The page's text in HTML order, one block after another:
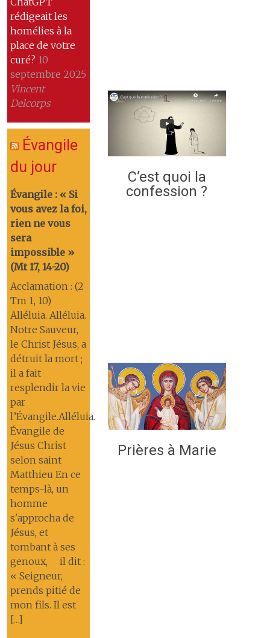
rédigeait les
homélies à la
place de votre
curé? 10
septembre 2025
Vincent
Delcorps
Évangile
du jour
Évangile : « Si
vous avez la foi,
rien ne vous
sera
impossible »
(Mt 17, 14-20)
Acclamation : (2
Tm 1, 10)
Alléluia. Alléluia.
Notre Sauveur,
le Christ Jésus, a
détruit la mort ;
il a fait
resplendir la vie
par
l’Évangile.Alléluia.
Évangile de
Jésus Christ
selon saint
Matthieu En ce
temps-là, un
homme
s'approcha de
Jésus, et
tombant à ses
genoux, il dit :
« Seigneur,
prends pitié de
mon fils. Il est
[…]
C’est quoi la
confession ?
Prières à Marie